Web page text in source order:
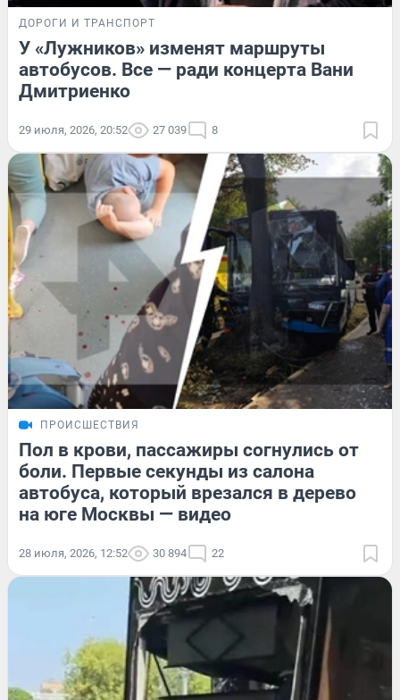
ДОРОГИ И ТРАНСПОРТ
У «Лужников» изменят маршруты
автобусов. Все — ради концерта Вани
Дмитриенко
29 июля, 2026, 20:52 27 039 8
ПРОИСШЕСТВИЯ
Пол в крови, пассажиры согнулись от
боли. Первые секунды из салона
автобуса, который врезался в дерево
на юге Москвы — видео
28 июля, 2026, 12:52 30 894 22